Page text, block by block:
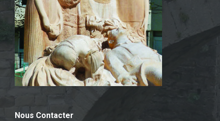
Nous Contacter